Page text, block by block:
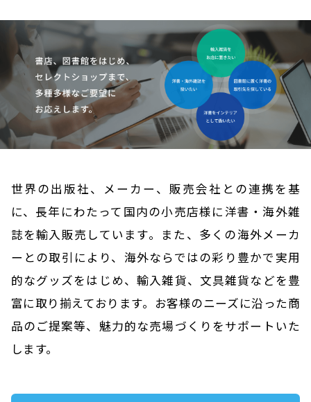
世界の出版社、メーカー、販売会社との連携を基
に、長年にわたって国内の小売店様に洋書・海外雑
誌を輸入販売しています。
また、多くの海外メーカ
ーとの取引により、海外ならではの彩り豊かで実用
的なグッズをはじめ、輸入雑貨、文具雑貨などを豊
富に取り揃えております。 お客様のニーズに沿った商
品のご提案等、魅力的な売場づくりをサポートいた
します。